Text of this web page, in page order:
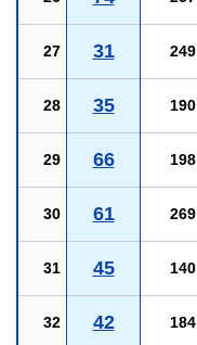
27 31 249
28 35 190
29 66 198
30 61 269
31 45 140
32 42 184